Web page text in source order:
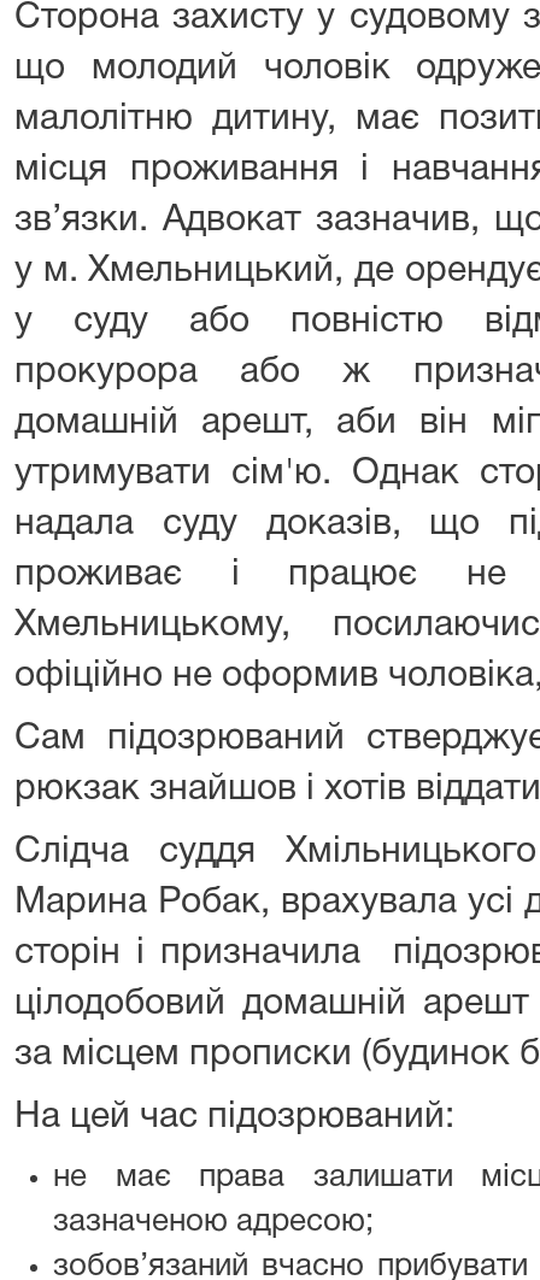
Сторона захисту у судовому
що молодий чоловік
малолітню дитину, має
місця проживання і
зв’язки. Адвокат зазначив,
у м. Хмельницький, де
у суду або повністю
прокурора або ж
домашній арешт, аби він
утримувати сім'ю. Однак
надала суду доказів, що
проживає і працює
Хмельницькому,
офіційно не оформив
Сам підозрюваний
рюкзак знайшов і хотів
Слідча суддя
Марина Робак, врахувала усі
сторін і призначила
цілодобовий домашній
за місцем прописки (будинок
На цей час підозрюваний:
не має права залишати
зазначеною адресою;
зобов’язаний вчасно